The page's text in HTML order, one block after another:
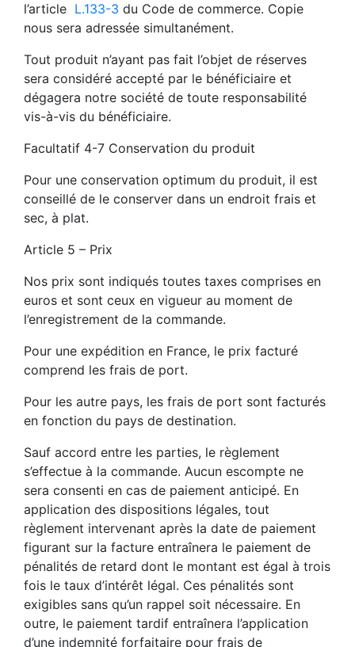
l’article L.133-3 du Code de commerce. Copie
nous sera adressée simultanément.
Tout produit n’ayant pas fait l’objet de réserves
sera considéré accepté par le bénéficiaire et
dégagera notre société de toute responsabilité
vis-à-vis du bénéficiaire.
Facultatif 4-7 Conservation du produit
Pour une conservation optimum du produit, il est
conseillé de le conserver dans un endroit frais et
sec, à plat.
Article 5 – Prix
Nos prix sont indiqués toutes taxes comprises en
euros et sont ceux en vigueur au moment de
l’enregistrement de la commande.
Pour une expédition en France, le prix facturé
comprend les frais de port.
Pour les autre pays, les frais de port sont facturés
en fonction du pays de destination.
Sauf accord entre les parties, le règlement
s’effectue à la commande. Aucun escompte ne
sera consenti en cas de paiement anticipé. En
application des dispositions légales, tout
règlement intervenant après la date de paiement
figurant sur la facture entraînera le paiement de
pénalités de retard dont le montant est égal à trois
fois le taux d’intérêt légal. Ces pénalités sont
exigibles sans qu’un rappel soit nécessaire. En
outre, le paiement tardif entraînera l’application
d’une indemnité forfaitaire pour frais de